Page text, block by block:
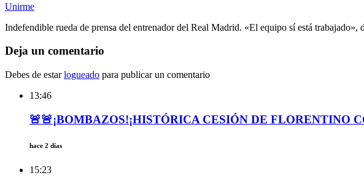
Unirme
Indefendible rueda de prensa del entrenador del Real Madrid. «El equipo sí está
Deja un comentario
Debes de estarlogueado para publicar un comentario
13:46
🚨🚨¡BOMBAZOS!¡HISTÓRICA CESIÓN DE FLORENTINO
hace 2 días
15:23